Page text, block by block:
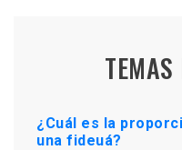
¿Cuál es la
una fideuá?